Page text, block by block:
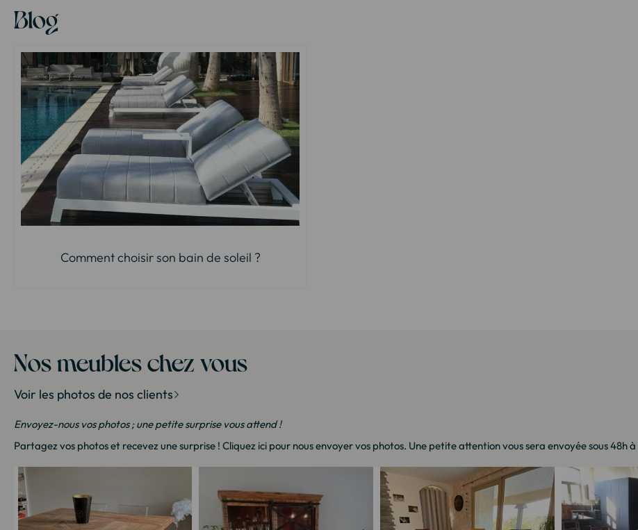
Blog
Comment choisir son bain de soleil ?
Nos meubles chez vous
Voir les photos de nos clients
Envoyez-nous vos photos ; une petite surprise vous attend !
Partagez vos photos et recevez une surprise ! Cliquez ici pour nous envoyer vos photos. Une petite attention vous sera envoyée sous 48h